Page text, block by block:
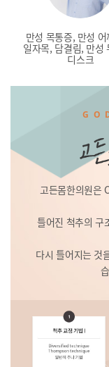
만성 목통증, 만성
일자목, 담결림, 만성
디스크
고든몸한의원은
틀어진 척추의 구
다시 틀어지는 것